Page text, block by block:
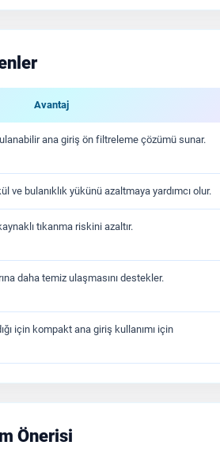
Avantaj
ana giriş ön filtreleme çözümü sunar.
ve bulanıklık yükünü azaltmaya yardımcı olur.
tıkanma riskini azaltır.
daha temiz ulaşmasını destekler.
için kompakt ana giriş kullanımı için
Önerisi